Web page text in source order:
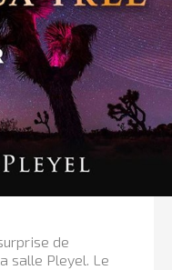
de
salle Pleyel. Le